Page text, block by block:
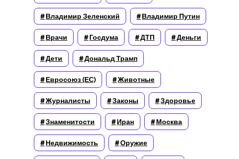
Владимир Зеленский Владимир Путин
Врачи Госдума ДТП Деньги
Дети Дональд Трамп
Евросоюз (ЕС) Животные
Журналисты Законы Здоровье
Знаменитости Иран Москва
Недвижимость Оружие